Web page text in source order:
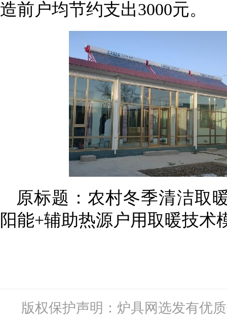
造前户均节约支出3000元。
原标题：农村冬季清洁取
阳能+辅助热源户用取暖技术
版权保护声明：炉具网选发有优